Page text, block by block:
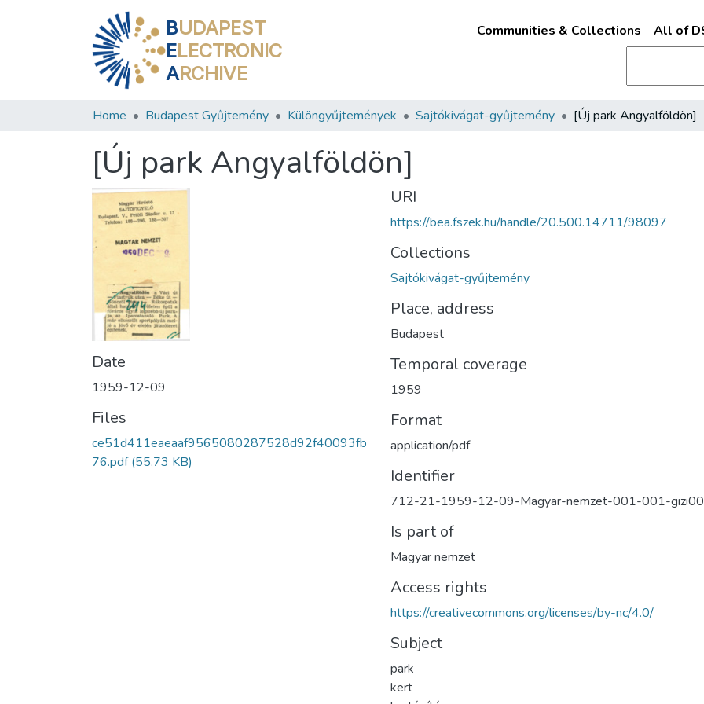
BUDAPEST
ELECTRONIC
ARCHIVE
Communities & Collections All of
Home Budapest Gyűjtemény Különgyűjtemények Sajtókivágat-gyűjtemény [Új park Angyalföldön]
[Új park Angyalföldön]
Date
1959-12-09
Files
ce51d411eaeaaf9565080287528d92f40093fb
76.pdf(55.73 KB)
URI
https://bea.fszek.hu/handle/20.500.14711/98097
Collections
Sajtókivágat-gyűjtemény
Place, address
Budapest
Temporal coverage
1959
Format
application/pdf
Identifier
712-21-1959-12-09-Magyar-nemzet-001-001-
Is part of
Magyar nemzet
Access rights
https://creativecommons.org/licenses/by-nc/4.0/
Subject
park
kert